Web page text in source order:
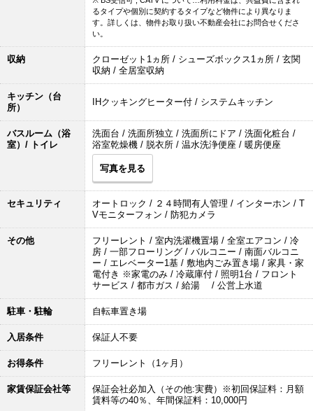
るタイプや個別に契約するタイプなど物件により異なりま
す。詳しくは、物件お取り扱い不動産会社にお問合せくださ
い。
収納
クローゼット1ヵ所 / シューズボックス1ヵ所 / 玄関
収納 / 全居室収納
キッチン（台
所）
IHクッキングヒーター付 / システムキッチン
バスルーム（浴
室）/ トイレ
洗面台 / 洗面所独立 / 洗面所にドア / 洗面化粧台 /
浴室乾燥機 / 脱衣所 / 温水洗浄便座 / 暖房便座
写真を見る
セキュリティ
オートロック / ２４時間有人管理 / インターホン / T
Vモニターフォン / 防犯カメラ
その他
フリーレント / 室内洗濯機置場 / 全室エアコン / 冷
房 / 一部フローリング / バルコニー / 南面バルコニ
ー / エレベーター1基 / 敷地内ごみ置き場 / 家具・家
電付き ※家電のみ / 冷蔵庫付 / 照明1台 / フロント
サービス / 都市ガス / 給湯 / 公営上水道
駐車・駐輪 自転車置き場
入居条件 保証人不要
お得条件 フリーレント（1ヶ月）
家賃保証会社等
保証会社必加入（その他:実費）※初回保証料：月額
賃料等の40％、年間保証料：10,000円